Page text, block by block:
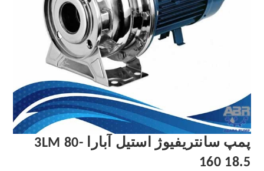
پمپ سانتریفیوژ استیل آبارا 3LM 80-
160 18.5